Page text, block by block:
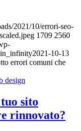
2021/10/errori-seo-
1709 2560
2021-10-13
errori comuni che
design
sito
rinnovato?